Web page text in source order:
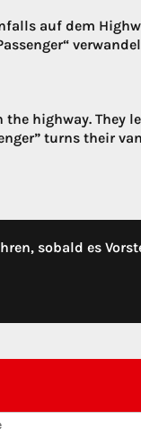
auf dem
highway. They
turns their
sobald es